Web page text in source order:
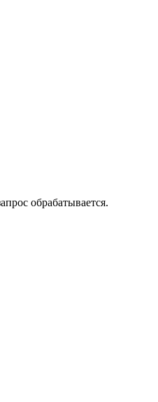
обрабатывается.